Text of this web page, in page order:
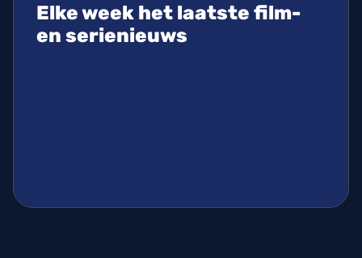
Elke week het laatste film-
en serienieuws